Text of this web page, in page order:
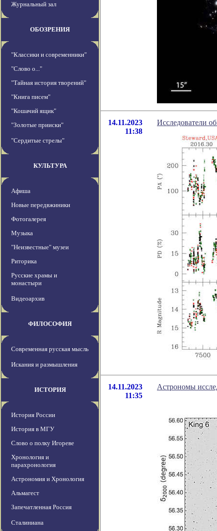
Журнальный зал
ОБОЗРЕНИЯ
"Классики и современники"
"Слово о..."
"Тайная история творений"
"Книга писем"
"Кошачий ящик"
"Золотые прииски"
"Сердитые стрелы"
КУЛЬТУРА
Афиша
Новые передвжиники
Фотогалерея
Музыка
"Неизвестные" музеи
Риторика
Русские храмы и
монастыри
Видеоархив
ФИЛОСОФИЯ
Современная русская мысль
Искания и размышления
ИСТОРИЯ
История России
История в МГУ
Слово о полку Игореве
Хронология и
парахронология
Астрономия и Хронология
Альмагест
Запечатленная Россия
Сталиниана
14.11.2023
11:38
Исследователи
14.11.2023
11:35
Астрономы